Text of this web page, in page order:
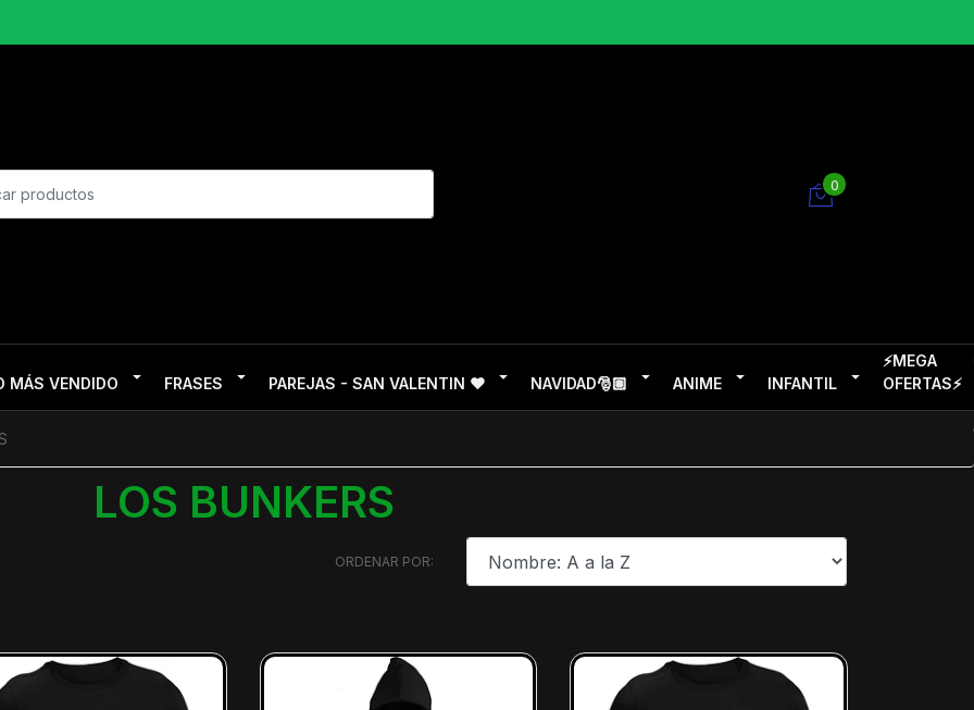
0
MÁS VENDIDO FRASES PAREJAS - SAN VALENTIN ❤ NAVIDAD🎅🏽 ANIME INFANTIL
⚡MEGA
OFERTAS⚡
LOS BUNKERS
ORDENAR POR: